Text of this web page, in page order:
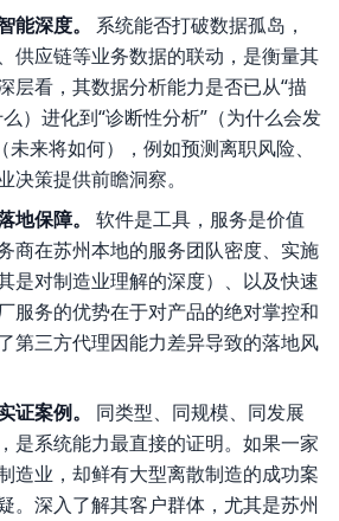
能深度。
系统能否打破数据孤岛，
供应链等业务数据的联动，是衡量其
层看，其数据分析能力是否已从“描
）进化到“诊断性分析”（为什么会发
未来将如何），例如预测离职风险、
决策提供前瞻洞察。
地保障。
软件是工具，服务是价值
商在苏州本地的服务团队密度、实施
是对制造业理解的深度）、以及快速
服务的优势在于对产品的绝对掌控和
第三方代理因能力差异导致的落地风
证案例。
同类型、同规模、同发展
是系统能力最直接的证明。如果一家
造业，却鲜有大型离散制造的成功案
。深入了解其客户群体，尤其是苏州